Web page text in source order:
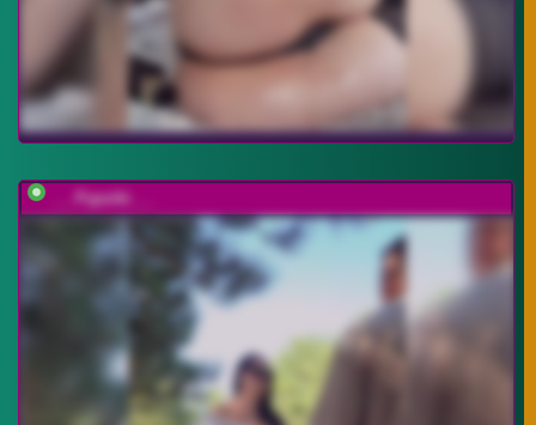
___Pypsiki___